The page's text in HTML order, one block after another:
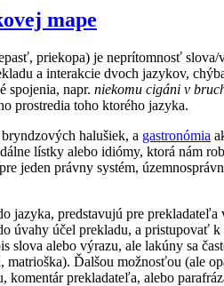
mape
priekopa) je neprítomnosť
a interakcie dvoch jazykov,
spojenia, napr. niekomu cigáni v
prostredia toho ktorého jazyka.
halušiek, a gastronómia
lístky alebo idiómy, ktorá nám
jeden právny systém,
jazyka, predstavujú pre prekladateľa
úvahy účel prekladu, a pristupovať
slova alebo výrazu, ale lakúny sa
matrioška). Ďalšou možnosťou (ale
komentár prekladateľa, alebo